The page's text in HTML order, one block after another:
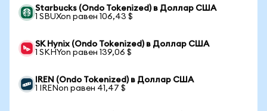
Starbucks (Ondo Tokenized) в Доллар США
1 SBUXon равен 106,43 $
SK Hynix (Ondo Tokenized) в Доллар США
1 SKHYon равен 139,06 $
IREN (Ondo Tokenized) в Доллар США
1 IRENon равен 41,47 $